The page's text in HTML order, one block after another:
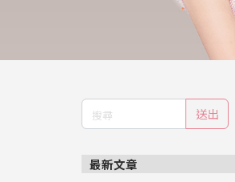
送出
最新文章